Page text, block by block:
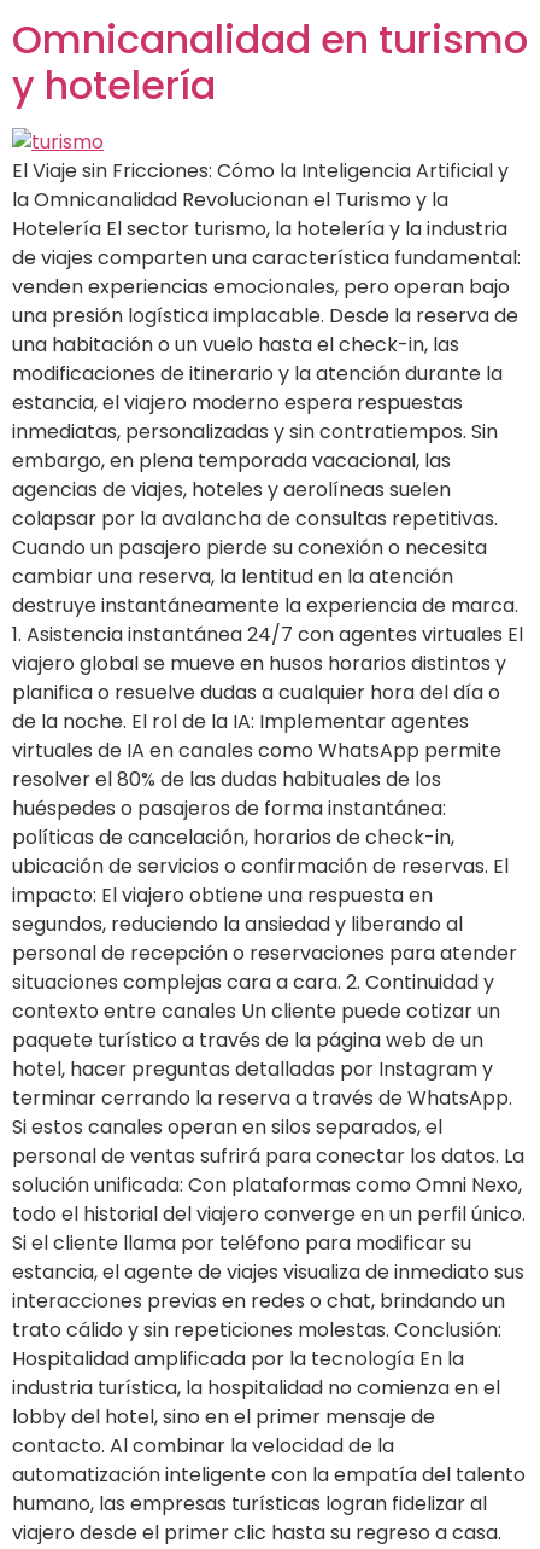
Omnicanalidad en turismo
y hotelería
El Viaje sin Fricciones: Cómo la Inteligencia Artificial y
la Omnicanalidad Revolucionan el Turismo y la
Hotelería El sector turismo, la hotelería y la industria
de viajes comparten una característica fundamental:
venden experiencias emocionales, pero operan bajo
una presión logística implacable. Desde la reserva de
una habitación o un vuelo hasta el check-in, las
modificaciones de itinerario y la atención durante la
estancia, el viajero moderno espera respuestas
inmediatas, personalizadas y sin contratiempos. Sin
embargo, en plena temporada vacacional, las
agencias de viajes, hoteles y aerolíneas suelen
colapsar por la avalancha de consultas repetitivas.
Cuando un pasajero pierde su conexión o necesita
cambiar una reserva, la lentitud en la atención
destruye instantáneamente la experiencia de marca.
1. Asistencia instantánea 24/7 con agentes virtuales El
viajero global se mueve en husos horarios distintos y
planifica o resuelve dudas a cualquier hora del día o
de la noche. El rol de la IA: Implementar agentes
virtuales de IA en canales como WhatsApp permite
resolver el 80% de las dudas habituales de los
huéspedes o pasajeros de forma instantánea:
políticas de cancelación, horarios de check-in,
ubicación de servicios o confirmación de reservas. El
impacto: El viajero obtiene una respuesta en
segundos, reduciendo la ansiedad y liberando al
personal de recepción o reservaciones para atender
situaciones complejas cara a cara. 2. Continuidad y
contexto entre canales Un cliente puede cotizar un
paquete turístico a través de la página web de un
hotel, hacer preguntas detalladas por Instagram y
terminar cerrando la reserva a través de WhatsApp.
Si estos canales operan en silos separados, el
personal de ventas sufrirá para conectar los datos. La
solución unificada: Con plataformas como Omni Nexo,
todo el historial del viajero converge en un perfil único.
Si el cliente llama por teléfono para modificar su
estancia, el agente de viajes visualiza de inmediato sus
interacciones previas en redes o chat, brindando un
trato cálido y sin repeticiones molestas. Conclusión:
Hospitalidad amplificada por la tecnología En la
industria turística, la hospitalidad no comienza en el
lobby del hotel, sino en el primer mensaje de
contacto. Al combinar la velocidad de la
automatización inteligente con la empatía del talento
humano, las empresas turísticas logran fidelizar al
viajero desde el primer clic hasta su regreso a casa.